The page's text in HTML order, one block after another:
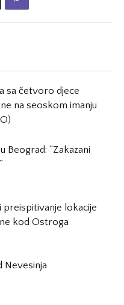
sa četvoro djece
na seoskom imanju
Beograd: “Zakazani
lokacije
kod Ostroga
Nevesinja